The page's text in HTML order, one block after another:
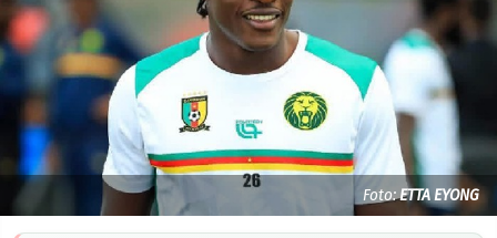
Foto:ETTA EYONG